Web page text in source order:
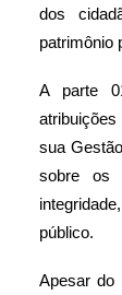
dos
patrimônio
A parte
sua
sobre os
público.
Apesar do